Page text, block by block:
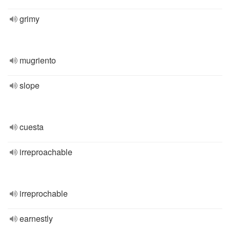
grimy
mugriento
slope
cuesta
irreproachable
irreprochable
earnestly